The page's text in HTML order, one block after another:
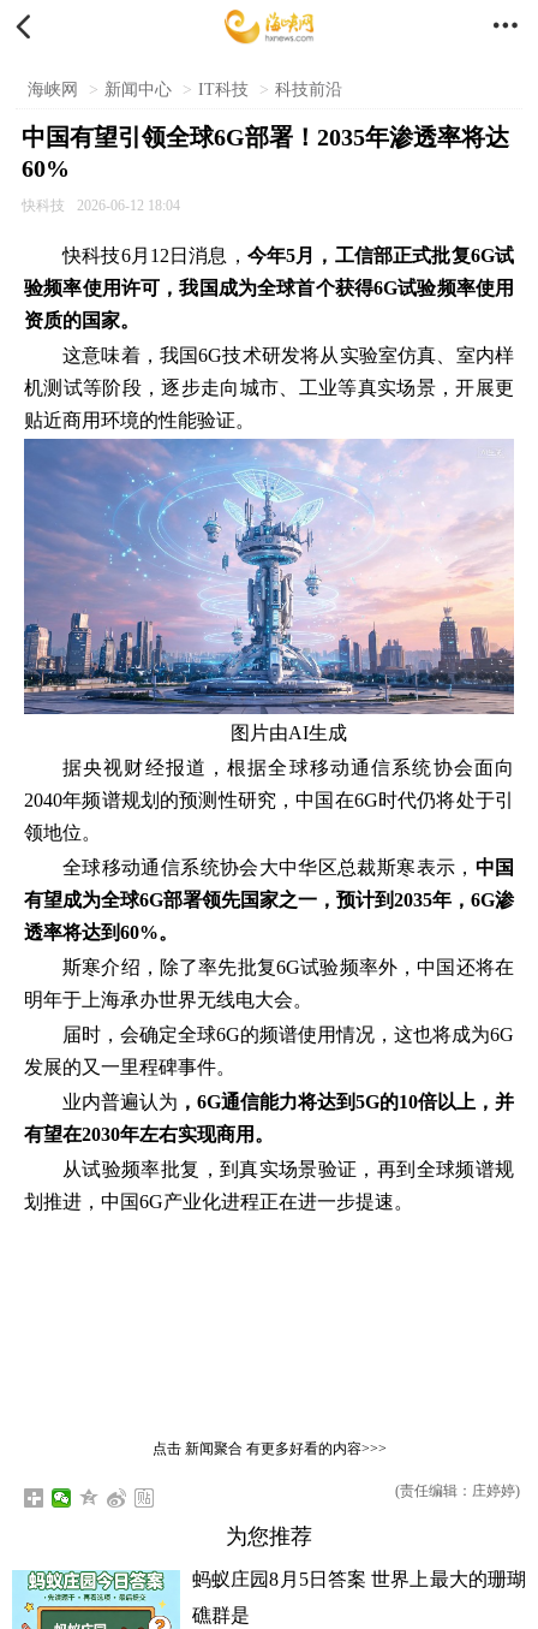
 
海峡网 > 新闻中心 > IT科技 > 科技前沿
中国有望引领全球6G部署！2035年渗透率将达
60%
快科技 2026-06-12 18:04
快科技6月12日消息， 今年5月，工信部正式批复6G试
验频率使用许可，我国成为全球首个获得6G试验频率使用
资质的国家。
这意味着，我国6G技术研发将从实验室仿真、室内样
机测试等阶段，逐步走向城市、工业等真实场景，开展更
贴近商用环境的性能验证。
图片由AI生成
据央视财经报道，根据全球移动通信系统协会面向
2040年频谱规划的预测性研究，中国在6G时代仍将处于引
领地位。
全球移动通信系统协会大中华区总裁斯寒表示， 中国
有望成为全球6G部署领先国家之一，预计到2035年，6G渗
透率将达到60%。
斯寒介绍，除了率先批复6G试验频率外，中国还将在
明年于上海承办世界无线电大会。
届时，会确定全球6G的频谱使用情况，这也将成为6G
发展的又一里程碑事件。
业内普遍认为 ，6G通信能力将达到5G的10倍以上，并
有望在2030年左右实现商用。
从试验频率批复，到真实场景验证，再到全球频谱规
划推进，中国6G产业化进程正在进一步提速。
点击 新闻聚合有更多好看的内容>>>
(责任编辑：庄婷婷)
为您推荐
蚂蚁庄园8月5日答案 世界上最大的珊瑚
礁群是